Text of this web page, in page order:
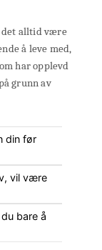
det alltid være
å leve med,
har opplevd
grunn av
din før
vil være
bare å